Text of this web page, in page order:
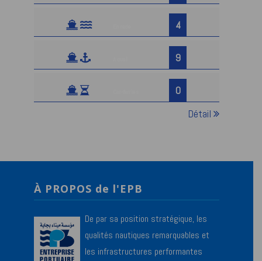
4
9
0
Détail
À PROPOS de l'EPB
De par sa position stratégique, les
qualités nautiques remarquables et
les infrastructures performantes